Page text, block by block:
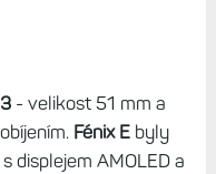
- velikost 51 mm a
Fénix Ebyly
displejem AMOLED a